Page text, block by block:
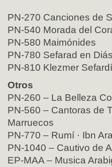
PN-270 Canciones de
PN-540 Morada del
PN-580 Maimónides
PN-780 Sefarad en
PN-810 Klezmer Sefardí
Otros
PN-260 – La Belleza
PN-560 – Cantoras de
Marruecos
PN-770 – Rumí · Ibn
PN-1040 – Cautivo de
EP-MAA – Musica